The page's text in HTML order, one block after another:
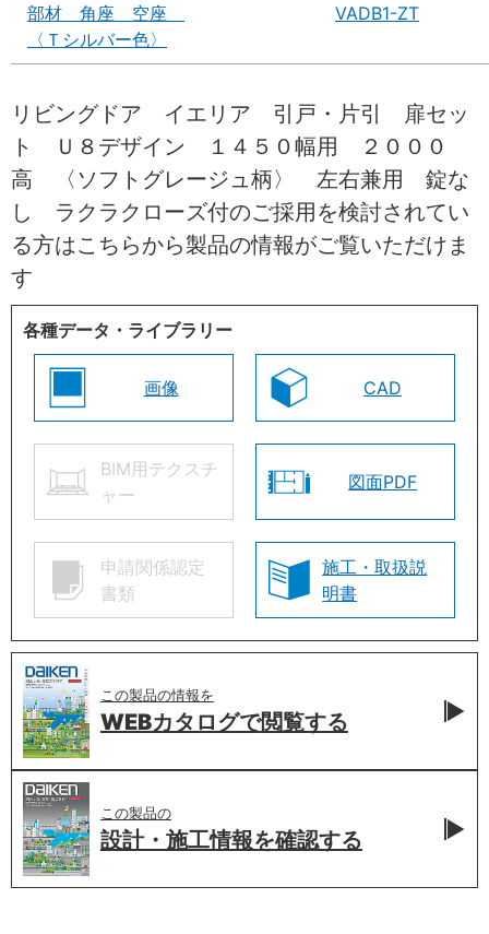
部材 角座 空座
〈Ｔシルバー色〉
VADB1-ZT
リビングドア イエリア 引戸・片引 扉セッ
ト Ｕ８デザイン １４５０幅用 ２０００
高 〈ソフトグレージュ柄〉 左右兼用 錠な
し ラクラクローズ付のご採用を検討されてい
る方はこちらから製品の情報がご覧いただけま
す
各種データ・ライブラリー
画像 CAD
BIM用テクスチ
ャー
図面PDF
申請関係認定
書類
施工・取扱説
明書
この製品の情報を
WEBカタログで閲覧する
この製品の
設計・施工情報を確認する